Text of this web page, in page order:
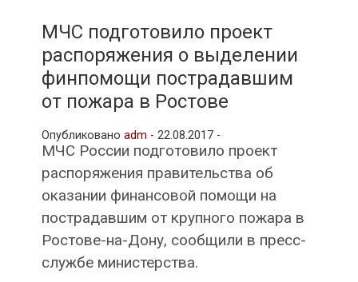
и
рубрики
МЧС подготовило проект
распоряжения о выделении
финпомощи пострадавшим
от пожара в Ростове
Опубликовано adm - 22.08.2017 -
МЧС России подготовило проект
распоряжения правительства об
оказании финансовой помощи на
пострадавшим от крупного пожара в
Ростове-на-Дону, сообщили в пресс-
службе министерства.